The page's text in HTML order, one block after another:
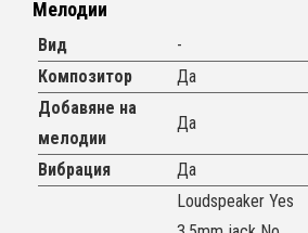
Мелодии
Вид
-
Композитор
Да
Добавяне на
мелодии
Да
Вибрация Да
Loudspeaker Yes